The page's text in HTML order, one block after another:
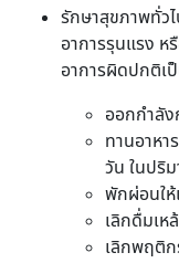
รักษาสุขภาพทั่ว
อาการรุนแรง ห
อาการผิดปกติเ
ออกกำลัง
ทานอาหา
วัน ในปริ
พักผ่อนใ
เลิกดื่มเห
เลิกพฤติก